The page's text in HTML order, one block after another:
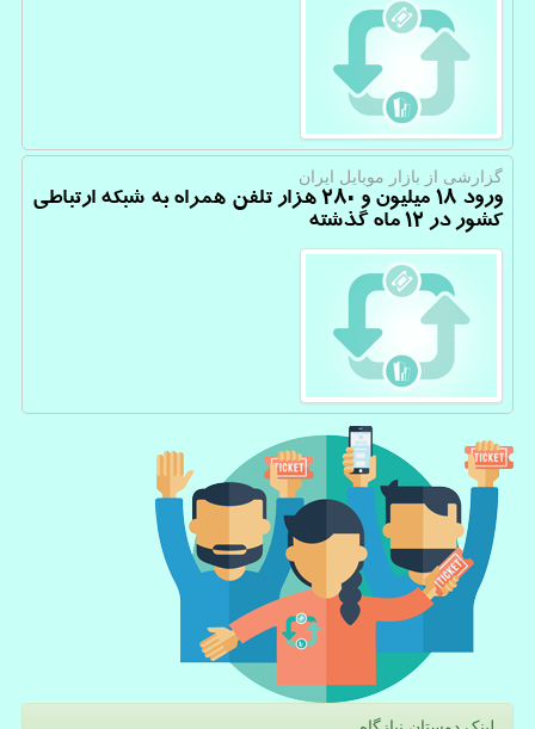
گزارشی از بازار موبایل ایران
ورود ۱۸ میلیون و ۲۸۰ هزار تلفن همراه به شبکه ارتباطی
کشور در ۱۲ ماه گذشته